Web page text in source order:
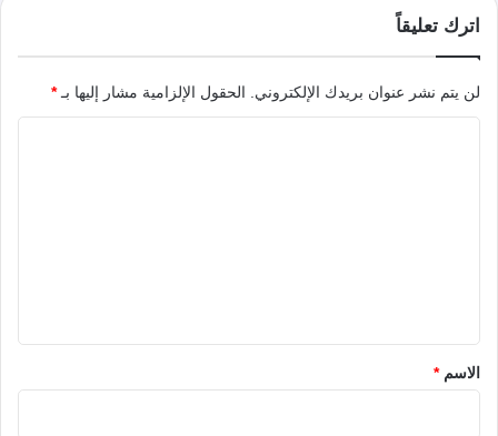
اترك تعليقاً
لن يتم نشر عنوان بريدك الإلكتروني. الحقول الإلزامية مشار إليها بـ*
*الاسم*